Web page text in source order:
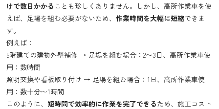
けで数日かかる ことも珍しくありません。しかし、高所作業車を使
えば、足場を組む必要がないため、 作業時間を大幅に短縮できま
す。
例えば：
5階建ての建物外壁補修 → 足場を組む場合：2〜3日、高所作業車使
用：数時間
照明交換や看板取り付け → 足場を組む場合：1日、高所作業車使
用：数十分〜1時間
このように、 短時間で効率的に作業を完了できるため、施工コスト